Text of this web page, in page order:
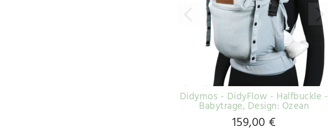
Didymos - DidyFlow - Halfbuckle -
Babytrage, Design: Ozean
159,00 €